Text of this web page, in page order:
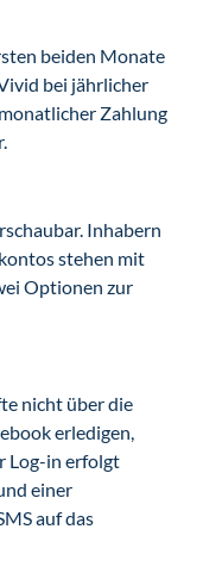
beiden Monate
bei jährlicher
Zahlung
Inhabern
stehen mit
Optionen zur
nicht über die
erledigen,
Log-in erfolgt
einer
auf das